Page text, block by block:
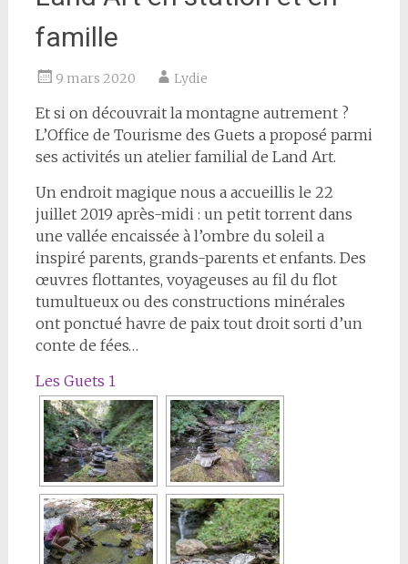
famille
9 mars 2020 Lydie
Et si on découvrait la montagne autrement ?
L’Office de Tourisme des Guets a proposé parmi
ses activités un atelier familial de Land Art.
Un endroit magique nous a accueillis le 22
juillet 2019 après-midi : un petit torrent dans
une vallée encaissée à l’ombre du soleil a
inspiré parents, grands-parents et enfants. Des
œuvres flottantes, voyageuses au fil du flot
tumultueux ou des constructions minérales
ont ponctué havre de paix tout droit sorti d’un
conte de fées…
Les Guets 1